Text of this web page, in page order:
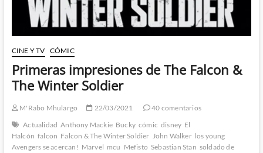
Winter
Soldier
esta
semana
CINE Y TV CÓMIC
Primeras impresiones de The Falcon &
The Winter Soldier
M'Rabo Mhulargo 22/03/2021
40 comentarios
Actualidad Anthony Mackie Bucky cómic disney El
Halcón falcon Falcon & The Winter Soldier John Walker los young
Avengers se acercan! Marvel mcu Mefisto Sebastian Stan soldado de